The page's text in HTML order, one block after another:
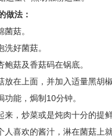
做法：
菇。
好菌菇。
菇及香菇码在锅底。
在上面，并加入适量黑胡椒
能，焗制10分钟。
，炒菜或是炖肉十分的提鲜
喜欢的酱汁，淋在菌菇上就